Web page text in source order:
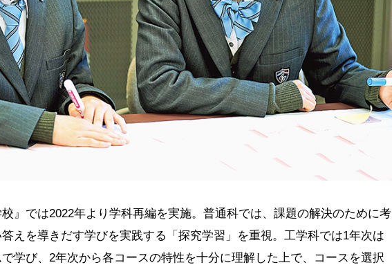
校』では2022年より学科再編を実施。普通科では、課題の解決のために考
えを導きだす学びを実践する「探究学習」を重視。工学科では1年次は
学び、2年次から各コースの特性を十分に理解した上で、コースを選択